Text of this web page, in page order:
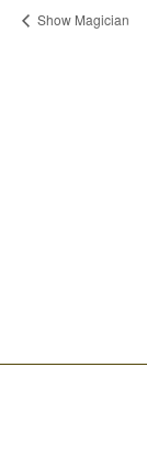
Show Magician